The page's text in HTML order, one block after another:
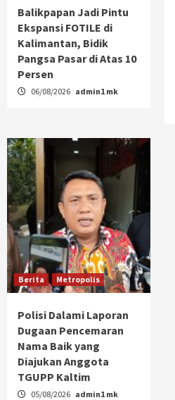
Balikpapan Jadi Pintu
Ekspansi FOTILE di
Kalimantan, Bidik
Pangsa Pasar di Atas 10
Persen
06/08/2026 admin1 mk
Berita Metropolis
Polisi Dalami Laporan
Dugaan Pencemaran
Nama Baik yang
Diajukan Anggota
TGUPP Kaltim
05/08/2026 admin1 mk